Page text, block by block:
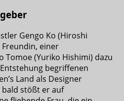
Gengo Ko (Hiroshi
einer
Tomoe (Yuriko Hishimi) dazu
begriffenen
Land als Designer
stößt er auf